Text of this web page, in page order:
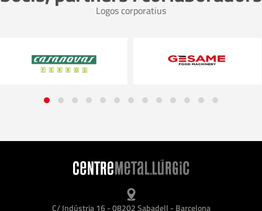
Logos corporatius
C/ Indústria 16 - 08202 Sabadell - Barcelona